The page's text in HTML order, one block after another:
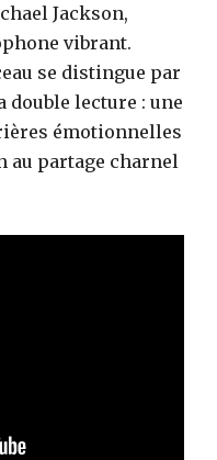
Jackson,
vibrant.
se distingue par
double lecture : une
émotionnelles
au partage charnel